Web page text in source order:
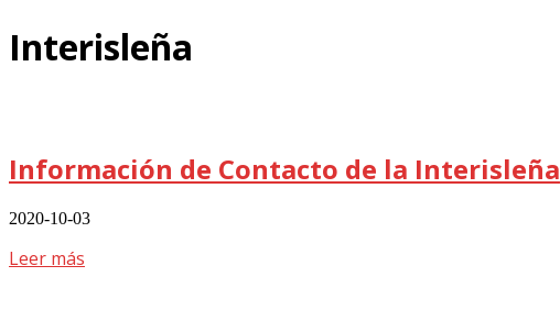
Interisleña
Información de Contacto de la Interisleña
2020-10-03
Leer más